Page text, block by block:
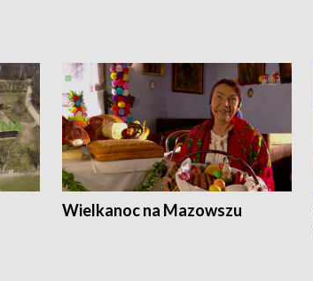
Wielkanoc na Mazowszu